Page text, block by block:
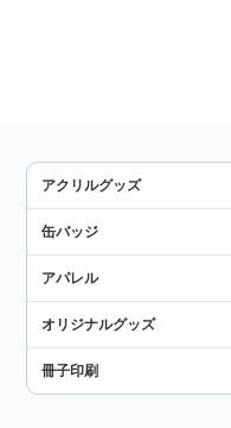
アクリルグッズ
缶バッジ
アパレル
オリジナルグッズ
冊子印刷